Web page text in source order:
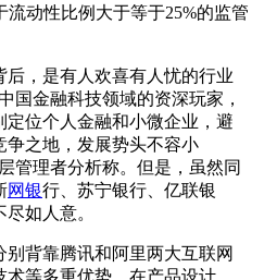
流动性比例大于等于25%的监管
，是有人欢喜有人忧的行业
国金融科技领域的资深玩家，
位个人金融和小微企业，避
争之地，发展势头不容小
管理者分析称。但是，虽然同
网银行、苏宁银行、亿联银
如人意。
背靠腾讯和阿里两大互联网
等多重优势，在产品设计、